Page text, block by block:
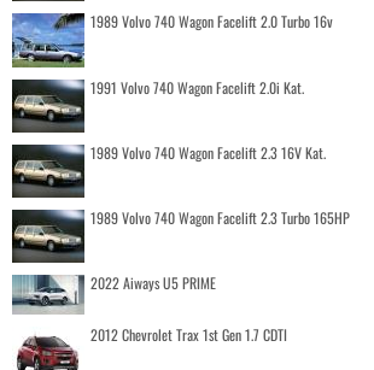
1989 Volvo 740 Wagon Facelift 2.0 Turbo 16v
1991 Volvo 740 Wagon Facelift 2.0i Kat.
1989 Volvo 740 Wagon Facelift 2.3 16V Kat.
1989 Volvo 740 Wagon Facelift 2.3 Turbo 165HP
2022 Aiways U5 PRIME
2012 Chevrolet Trax 1st Gen 1.7 CDTI